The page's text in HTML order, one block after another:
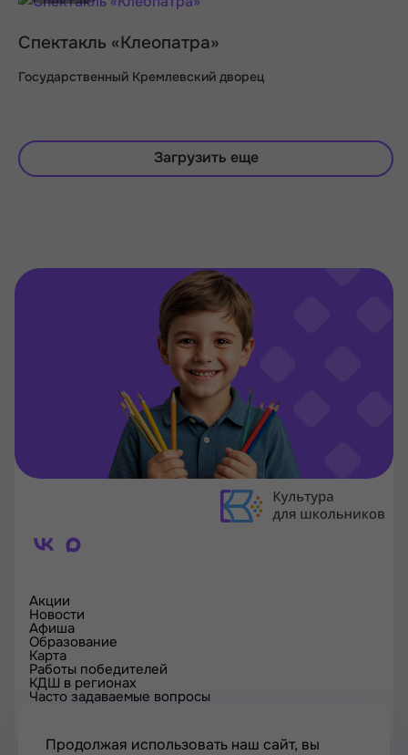
Спектакль «Клеопатра»
Государственный Кремлевский дворец
Загрузить еще
Акции
Новости
Афиша
Образование
Карта
Работы победителей
КДШ в регионах
Часто задаваемые вопросы
Проверка сертификата
Контакты
Продолжая использовать наш сайт, вы